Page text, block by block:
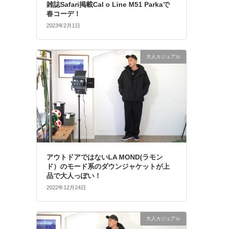
雑誌Safari掲載Cal o Line M51 Parkaで
春コーデ！
2023年2月1日
大人カジュアル
アウトドアではないLA MOND(ラモン
ド）のモード系のダウンジャケットが上
品で大人っぽい！
2022年12月24日
大人カジュアル